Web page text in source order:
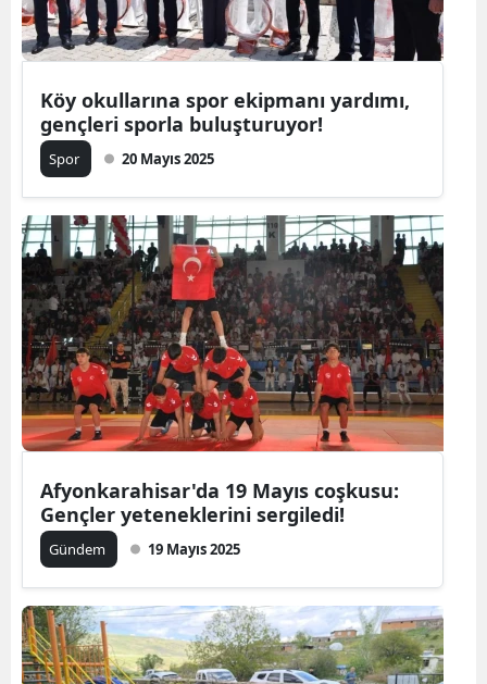
Köy okullarına spor ekipmanı yardımı,
gençleri sporla buluşturuyor!
Spor 20 Mayıs 2025
Afyonkarahisar'da 19 Mayıs coşkusu:
Gençler yeteneklerini sergiledi!
Gündem 19 Mayıs 2025